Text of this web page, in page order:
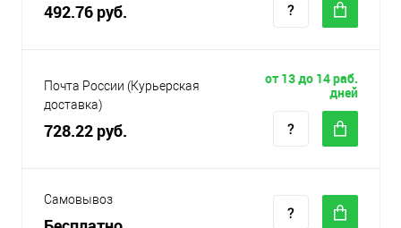
492.76 руб.
Почта России (Курьерская
доставка)
728.22 руб.
от 13 до 14 раб.
дней
Самовывоз